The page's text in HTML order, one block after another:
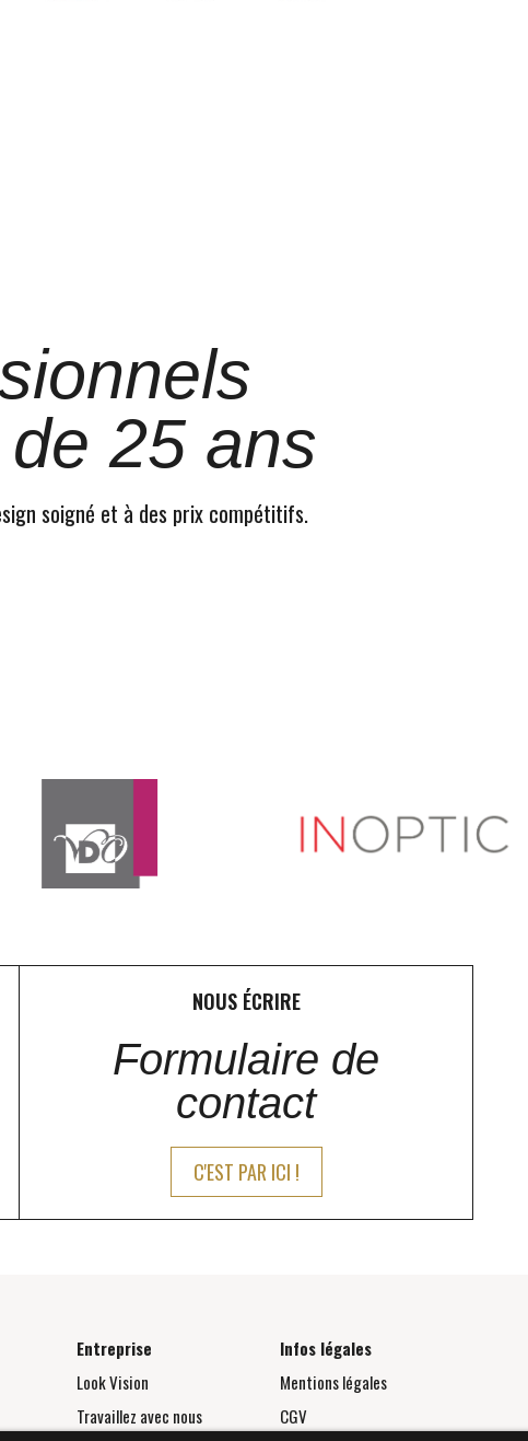
25 ans
soigné et à des prix compétitifs.
NOUS ÉCRIRE
Formulaire de
contact
C'EST PAR ICI !
Entreprise
Look Vision
Travaillez avec nous
Infos légales
Mentions légales
CGV